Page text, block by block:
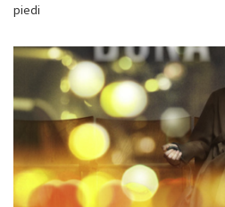
piedi